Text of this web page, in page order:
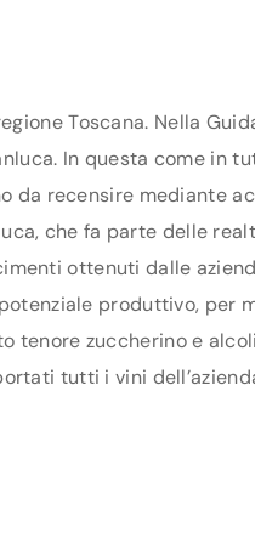
Toscana. Nella
In questa come in
da recensire mediante
che fa parte delle
ottenuti dalle
produttivo, per
tenore zuccherino e
tutti i vini